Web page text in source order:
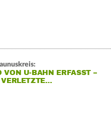
VON U-BAHN ERFASST –
VERLETZTE…